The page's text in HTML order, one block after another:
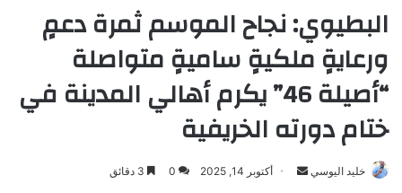
البطيوي: نجاح الموسم ثمرة دعمٍ
ورعايةٍ ملكيةٍ ساميةٍ متواصلة
“أصيلة 46” يكرم أهالي المدينة في
ختام دورته الخريفية
خليد اليوسي أكتوبر 14, 2025 0